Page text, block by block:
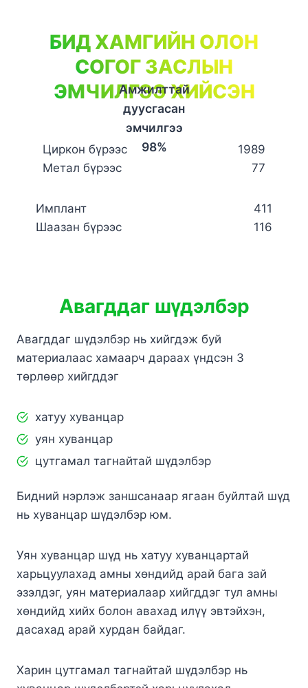
БИД ХАМГИЙН ОЛОН
СОГОГ ЗАСЛЫН
ЭМЧИЛГЭЭ ХИЙСЭН
Амжилттай
дуусгасан
эмчилгээ
98%
Циркон бүрээс
1989
Метал бүрээс
77
Имплант
411
Шаазан бүрээс
116
Авагддагшүдэлбэр
Авагддаг шүдэлбэр нь хийгдэж буй
материалаас хамаарч дараах үндсэн 3
төрлөөр хийгддэг
хатуу хуванцар
уян хуванцар
цутгамал тагнайтай шүдэлбэр
Бидний нэрлэж заншсанаар ягаан буйлтай шүд
нь хуванцар шүдэлбэр юм.
Уян хуванцар шүд нь хатуу хуванцартай
харьцуулахад амны хөндийд арай бага зай
эзэлдэг, уян материалаар хийгддэг тул амны
хөндийд хийх болон авахад илүү эвтэйхэн,
дасахад арай хурдан байдаг.
Харин цутгамал тагнайтай шүдэлбэр нь